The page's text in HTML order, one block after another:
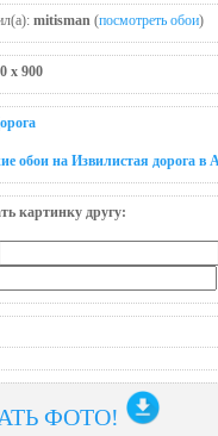
mitisman (посмотреть обои)
x 900
обои на Извилистая дорога в
картинку другу:
ФОТО!